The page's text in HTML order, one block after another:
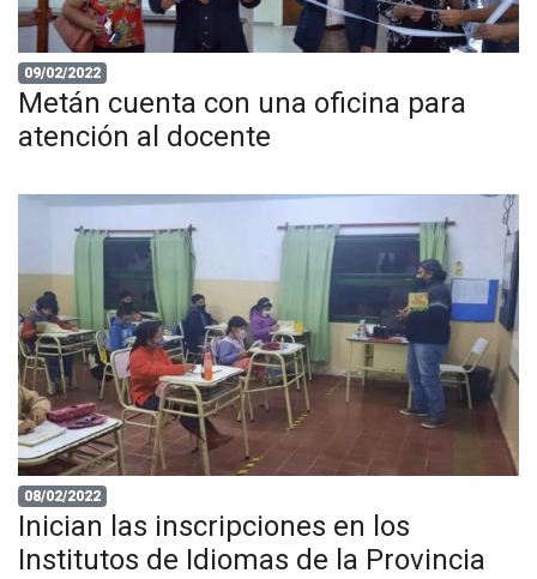
09/02/2022
Metán cuenta con una oficina para
atención al docente
08/02/2022
Inician las inscripciones en los
Institutos de Idiomas de la Provincia